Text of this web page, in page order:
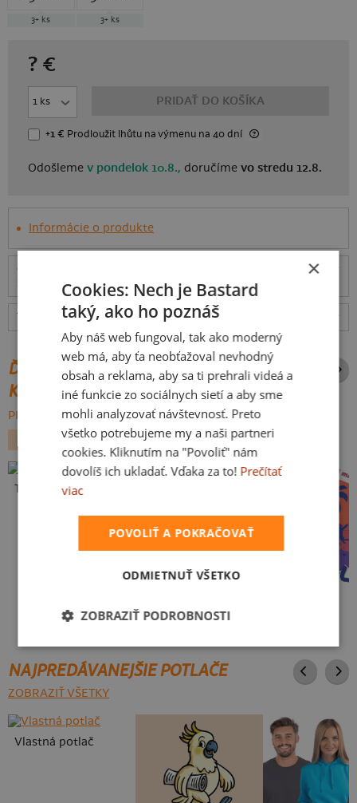
3+ ks 3+ ks
? €
PRIDAŤ DO KOŠÍKA
+1 € Prodloužit lhůtuna výmenu na 40 dní
Odošlemev pondelok 10.8., doručímevo stredu 12.8.
Informácie o produkte
ceny
Tabuľka veľkostí: Akú vybrať?
ĎALŠIE POTLAČE Z ROVNAKEJ
KATEGÓRIE
PREHĽADÁVAŤ VŠETKO:
FILMY A SERIÁLY
To je moje so ženou
NAJPREDÁVANEJŠIE POTLAČE
ZOBRAZIŤ VŠETKY
Vlastná potlač
×
Cookies: Nech je Bastard
taký, ako ho poznáš
Aby náš web fungoval, tak ako moderný
web má, aby ťa neobťažoval nevhodný
obsah a reklama, aby sa ti prehrali videá a
iné funkcie zo sociálnych sietí a aby sme
mohli analyzovať návštevnosť. Preto
všetko potrebujeme my a naši partneri
cookies. Kliknutím na "Povoliť" nám
dovolíš ich ukladať. Vďaka za to! Prečítať
viac
POVOLIŤ A POKRAČOVAŤ
ODMIETNUŤ VŠETKO
ZOBRAZIŤ PODROBNOSTI